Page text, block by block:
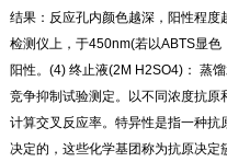
结果：反应孔内颜色越深，阳性程度
检测仪上，于450nm(若以ABTS显
阳性。(4) 终止液(2M H2SO4)： 蒸
竞争抑制试验测定。以不同浓度抗
计算交叉反应率。特异性是指一种
决定的，这些化学基团称为抗原决定